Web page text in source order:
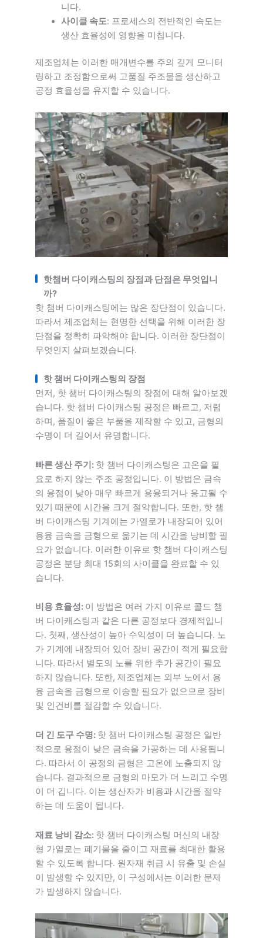
니다.
사이클 속도: 프로세스의 전반적인 속도는
생산 효율성에 영향을 미칩니다.
제조업체는 이러한 매개변수를 주의 깊게 모니터
링하고 조정함으로써 고품질 주조물을 생산하고
공정 효율성을 유지할 수 있습니다.
핫챔버 다이캐스팅의 장점과 단점은 무엇입니
까?
핫 챔버 다이캐스팅에는 많은 장단점이 있습니다.
따라서 제조업체는 현명한 선택을 위해 이러한 장
단점을 정확히 파악해야 합니다. 이러한 장단점이
무엇인지 살펴보겠습니다.
핫 챔버 다이캐스팅의 장점
먼저, 핫 챔버 다이캐스팅의 장점에 대해 알아보겠
습니다. 핫 챔버 다이캐스팅 공정은 빠르고, 저렴
하며, 품질이 좋은 부품을 제작할 수 있고, 금형의
수명이 더 길어서 유명합니다.
빠른 생산 주기: 핫 챔버 다이캐스팅은 고온을 필
요로 하지 않는 주조 공정입니다. 이 방법은 금속
의 융점이 낮아 매우 빠르게 용융되거나 응고될 수
있기 때문에 시간을 크게 절약합니다. 또한, 핫 챔
버 다이캐스팅 기계에는 가열로가 내장되어 있어
용융 금속을 금형으로 옮기는 데 시간을 낭비할 필
요가 없습니다. 이러한 이유로 핫 챔버 다이캐스팅
공정은 분당 최대 15회의 사이클을 완료할 수 있
습니다.
비용 효율성: 이 방법은 여러 가지 이유로 콜드 챔
버 다이캐스팅과 같은 다른 공정보다 경제적입니
다. 첫째, 생산성이 높아 수익성이 더 높습니다. 노
가 기계에 내장되어 있어 장비 공간이 적게 필요합
니다. 따라서 별도의 노를 위한 추가 공간이 필요
하지 않습니다. 또한, 제조업체는 외부 노에서 용
융 금속을 금형으로 이송할 필요가 없으므로 장비
및 인건비를 절감할 수 있습니다.
더 긴 도구 수명: 핫 챔버 다이캐스팅 공정은 일반
적으로 융점이 낮은 금속을 가공하는 데 사용됩니
다. 따라서 이 공정의 금형은 고온에 노출되지 않
습니다. 결과적으로 금형의 마모가 더 느리고 수명
이 더 깁니다. 이는 생산자가 비용과 시간을 절약
하는 데 도움이 됩니다.
재료 낭비 감소: 핫 챔버 다이캐스팅 머신의 내장
형 가열로는 폐기물을 줄이고 재료를 최대한 활용
할 수 있도록 합니다. 원자재 취급 시 유출 및 손실
이 발생할 수 있지만, 이 구성에서는 이러한 문제
가 발생하지 않습니다.